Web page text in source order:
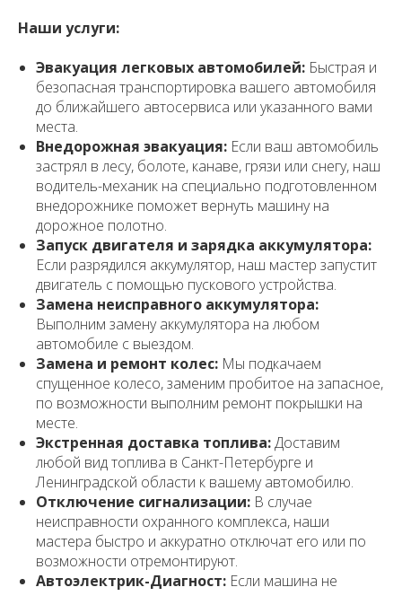
Наши услуги:
Эвакуация легковых автомобилей: Быстрая и
безопасная транспортировка вашего автомобиля
до ближайшего автосервиса или указанного вами
места.
Внедорожная эвакуация: Если ваш автомобиль
застрял в лесу, болоте, канаве, грязи или снегу, наш
водитель-механик на специально подготовленном
внедорожнике поможет вернуть машину на
дорожное полотно.
Запуск двигателя и зарядка аккумулятора:
Если разрядился аккумулятор, наш мастер запустит
двигатель с помощью пускового устройства.
Замена неисправного аккумулятора:
Выполним замену аккумулятора на любом
автомобиле с выездом.
Замена и ремонт колес: Мы подкачаем
спущенное колесо, заменим пробитое на запасное,
по возможности выполним ремонт покрышки на
месте.
Экстренная доставка топлива:Доставим
любой вид топлива в Санкт-Петербурге и
Ленинградской области к вашему автомобилю.
Отключение сигнализации: В случае
неисправности охранного комплекса, наши
мастера быстро и аккуратно отключат его или по
возможности отремонтируют.
Автоэлектрик-Диагност: Если машина не